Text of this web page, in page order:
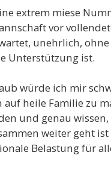
nach Hause kam,
Familie die endgültige
extrem miese
vor
unehrlich, ohne
Unterstützung ist.
würde ich mir
auf heile Familie zu
und genau wissen,
weiter geht ist
Belastung für